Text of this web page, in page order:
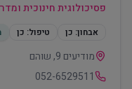
פסיכולוגית חינוכית
אבחון: כן טיפול: כן
מודיעים 9, שוהם
052-6529511